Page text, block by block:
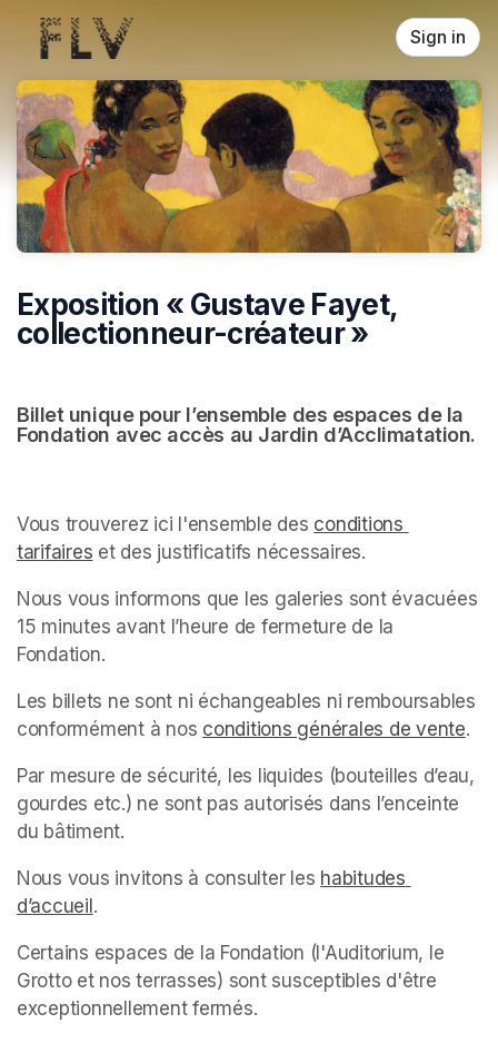
Skip header
Sign in
Exposition « Gustave Fayet,
collectionneur-créateur »
Billet unique pour l’ensemble des espaces de la
Fondation avec accès au Jardin d’Acclimatation.
Vous trouverez ici l'ensemble des conditions
tarifaires (opens in a new tab)
et des justificatifs nécessaires.
Nous vous informons que les galeries sont évacuées
15 minutes avant l’heure de fermeture de la
Fondation.
Les billets ne sont ni échangeables ni remboursables
conformément à nos conditions générales de vente.
Par mesure de sécurité, les liquides (bouteilles d’eau,
gourdes etc.) ne sont pas autorisés dans l’enceinte
du bâtiment.
Nous vous invitons à consulter les habitudes
d’accueil(opens in a new tab)
.
Certains espaces de la Fondation (l'Auditorium, le
Grotto et nos terrasses) sont susceptibles d'être
exceptionnellement fermés. ﻿